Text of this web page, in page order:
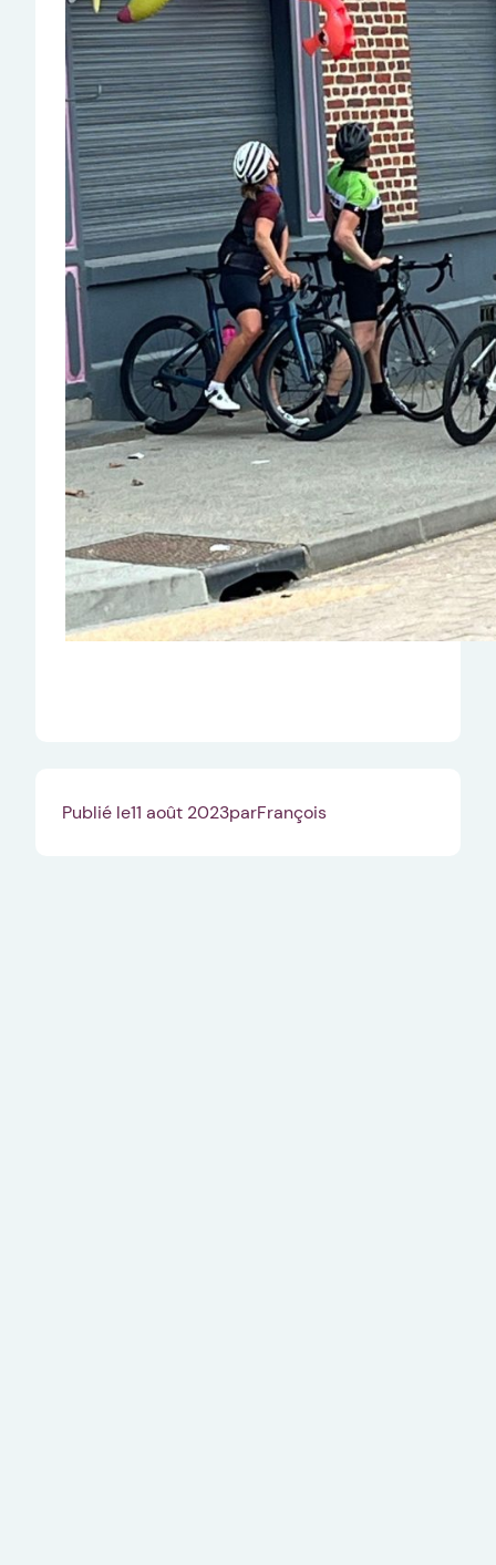
Publié le11 août 2023parFrançois